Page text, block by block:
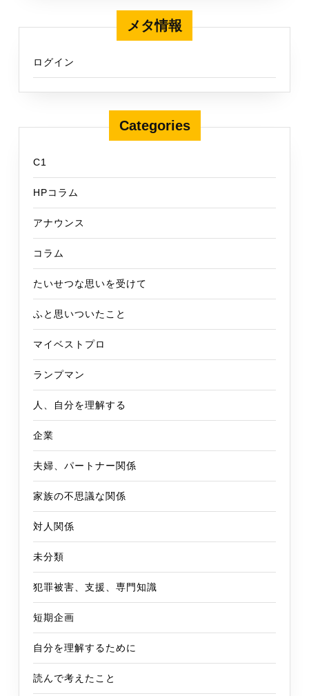
メタ情報
ログイン
Categories
C1
HPコラム
アナウンス
コラム
たいせつな思いを受けて
ふと思いついたこと
マイベストプロ
ランプマン
人、自分を理解する
企業
夫婦、パートナー関係
家族の不思議な関係
対人関係
未分類
犯罪被害、支援、専門知識
短期企画
自分を理解するために
読んで考えたこと